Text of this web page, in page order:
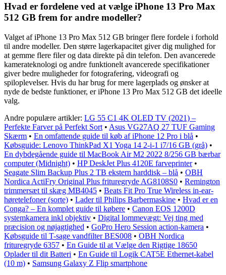
Hvad er fordelene ved at vælge iPhone 13 Pro Max
512 GB frem for andre modeller?
Valget af iPhone 13 Pro Max 512 GB bringer flere fordele i forhold
til andre modeller. Den større lagerkapacitet giver dig mulighed for
at gemme flere filer og data direkte på din telefon. Den avancerede
kamerateknologi og andre funktionelt avancerede specifikationer
giver bedre muligheder for fotografering, videografi og
spiloplevelser. Hvis du har brug for mere lagerplads og ønsker at
nyde de bedste funktioner, er iPhone 13 Pro Max 512 GB det ideelle
valg.
Andre populære artikler: LG 55 C1 4K OLED TV (2021) –
Perfekte Farver på Perfekt Sort • Asus VG27AQ 27 TUF Gaming
Skærm • En omfattende guide til køb af iPhone 12 Pro i blå •
Købsguide: Lenovo ThinkPad X1 Yoga 14 2-i-1 i7/16 GB (grå) •
En dybdegående guide til MacBook Air M2 2022 8/256 GB bærbar
computer (Midnight) • HP DeskJet Plus 4120E farveprinter•
Seagate Slim Backup Plus 2 TB ekstern harddisk – blå • OBH
Nordica ActiFry Original Plus frituregryde AG8108S0 • Remington
trimmersæt til skæg MB4045 • Beats Fit Pro True Wireless in-ear-
høretelefoner (sorte) • Lader til Philips Barbermaskine • Hvad er en
Conga? – En komplet guide til købere • Canon EOS 1200D
systemkamera inkl objektiv • Digital lommevægt: Vej ting med
præcision og nøjagtighed • GoPro Hero Session action-kamera •
Købsguide til T-sage vandfilter BES008 • OBH Nordica
frituregryde 6357 • En Guide til at Vælge den Rigtige 18650
Oplader til dit Batteri • En Guide til Logik CAT5E Ethernet-kabel
(10 m) • Samsung Galaxy Z Flip smartphone